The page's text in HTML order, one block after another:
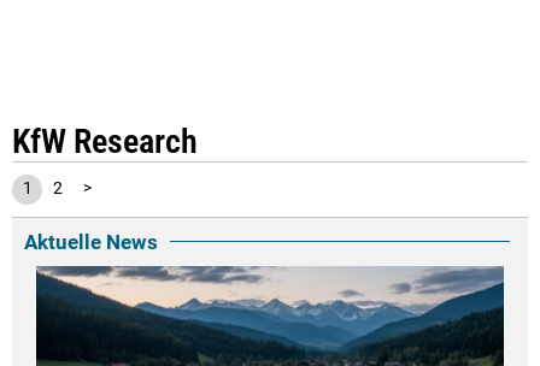
KfW Research
1 2 >
Aktuelle News